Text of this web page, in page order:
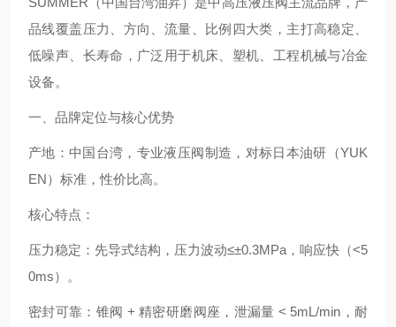
品线覆盖压力、方向、流量、比例四大类，主打高稳定、
低噪声、长寿命，广泛用于机床、塑机、工程机械与冶金
设备。
一、品牌定位与核心优势
产地：中国台湾，专业液压阀制造，对标日本油研（YUK
EN）标准，性价比高。
核心特点：
压力稳定：先导式结构，压力波动≤±0.3MPa，响应快（<5
0ms）。
密封可靠：锥阀 + 精密研磨阀座，泄漏量 < 5mL/min，耐